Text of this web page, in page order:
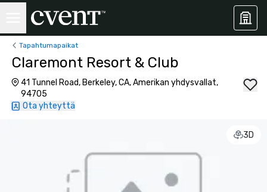
Tapahtumapaikat
Claremont Resort & Club
41 Tunnel Road, Berkeley, CA, Amerikan yhdysvallat,
94705
Ota yhteyttä
3D